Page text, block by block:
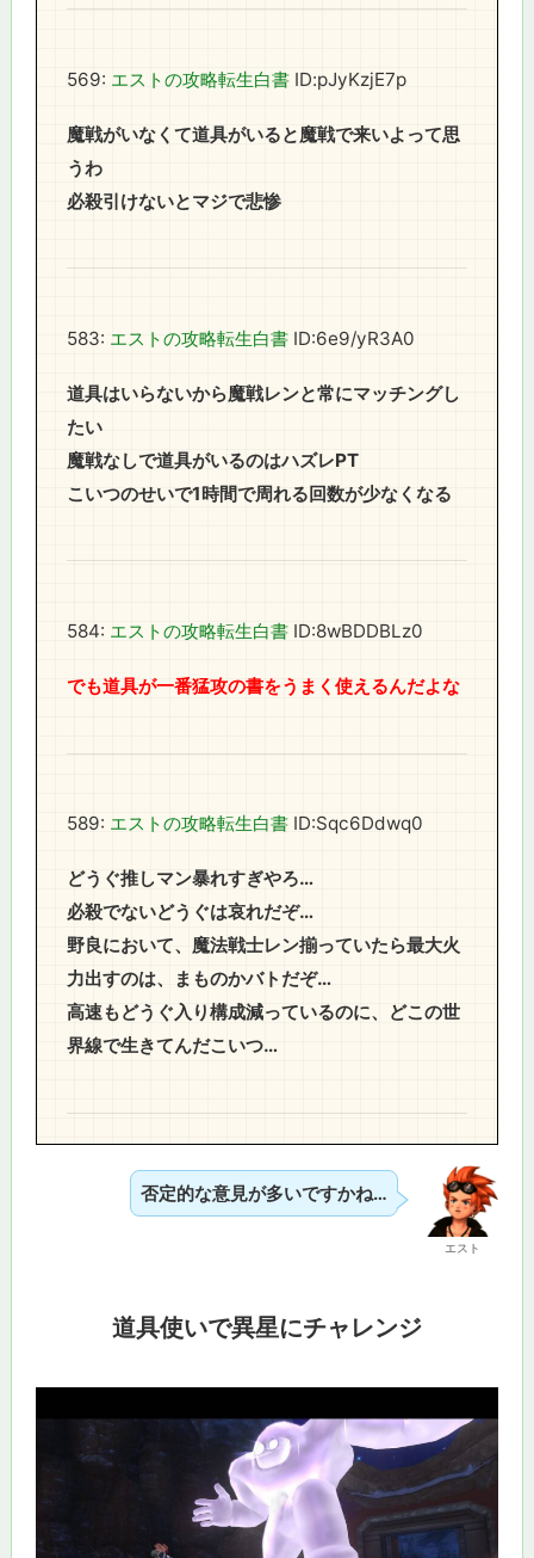
569: エストの攻略転生白書 ID:pJyKzjE7p
魔戦がいなくて道具がいると魔戦で来いよって思
うわ
必殺引けないとマジで悲惨
583: エストの攻略転生白書 ID:6e9/yR3A0
道具はいらないから魔戦レンと常にマッチングし
たい
魔戦なしで道具がいるのはハズレPT
こいつのせいで1時間で周れる回数が少なくなる
584: エストの攻略転生白書 ID:8wBDDBLz0
でも道具が一番猛攻の書をうまく使えるんだよな
589: エストの攻略転生白書 ID:Sqc6Ddwq0
どうぐ推しマン暴れすぎやろ…
必殺でないどうぐは哀れだぞ…
野良において、魔法戦士レン揃っていたら最大火
力出すのは、まものかバトだぞ…
高速もどうぐ入り構成減っているのに、どこの世
界線で生きてんだこいつ…
エスト
否定的な意見が多いですかね…
道具使いで異星にチャレンジ